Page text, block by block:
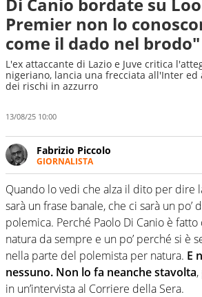
Premier non lo
come il dado nel brodo"
L'ex attaccante di Lazio e Juve critica
nigeriano, lancia una frecciata all'Inter ed
dei rischi in azzurro
13/08/25 10:00
Fabrizio Piccolo
GIORNALISTA
Nella sua carriera ha seguito
sportive e collaborato con agenzie
competenza, conoscenza e
prevalentemente di calcio
Quando lo vedi che alza il dito per dire
sarà un frase banale, che ci sarà un po’
polemica. Perché Paolo Di Canio è fatto
natura da sempre e un po’ perché si è
nella parte del polemista per natura. E
nessuno. Non lo fa neanche stavolta
in un’intervista al Corriere della Sera.